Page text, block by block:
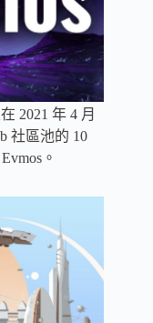
2021 年 4 月
社區池的 10
。